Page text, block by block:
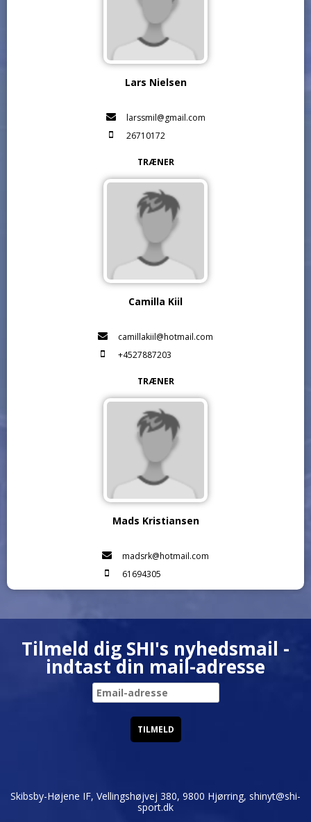
Lars Nielsen
larssmil@gmail.com
26710172
TRÆNER
Camilla Kiil
camillakiil@hotmail.com
+4527887203
TRÆNER
Mads Kristiansen
madsrk@hotmail.com
61694305
Tilmeld dig SHI's nyhedsmail -
indtast din mail-adresse
Skibsby-Højene IF, Vellingshøjvej 380, 9800 Hjørring, shinyt@shi-
sport.dk